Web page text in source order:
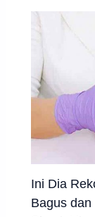
Ini Dia
Bagus dan